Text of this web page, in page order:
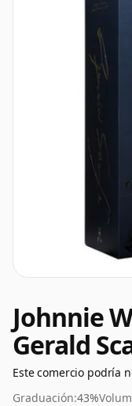
Johnnie
Gerald
Este comercio podría
Graduación:43%